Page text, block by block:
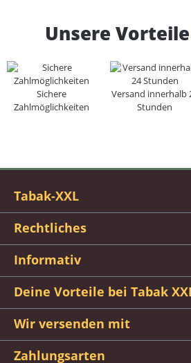
Unsere
Sichere
Zahlmöglichkeiten
Versand innerhalb
Stunden
Tabak-XXL
Rechtliches
Informativ
Deine Vorteile bei Tabak
Wir versenden mit
Zahlungsarten